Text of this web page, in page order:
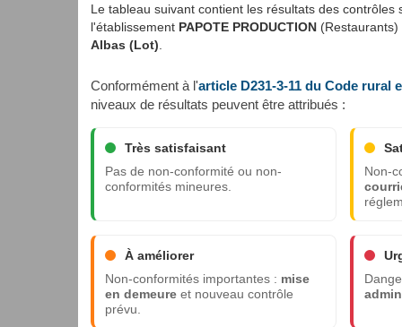
Le tableau suivant contient les résultats des contrôles
l'établissement PAPOTE PRODUCTION (Restaurants)
Albas (Lot)
Conformément à l'article D231-3-11 du Code rural
niveaux de résultats peuvent être attribués :
Très satisfaisant
Pas de non-conformité ou non-
conformités mineures.
Non-
À améliorer
Non-conformités importantes : mise
en demeure et nouveau contrôle
prévu.